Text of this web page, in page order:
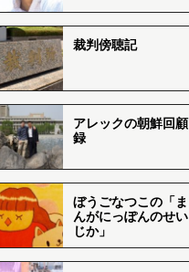
裁判傍聴記
アレックの朝鮮回顧
録
ぼうごなつこの「ま
んがにっぽんのせい
じか」